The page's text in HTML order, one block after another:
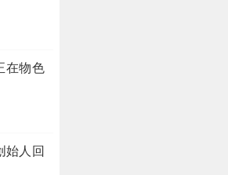
在物色
始人回